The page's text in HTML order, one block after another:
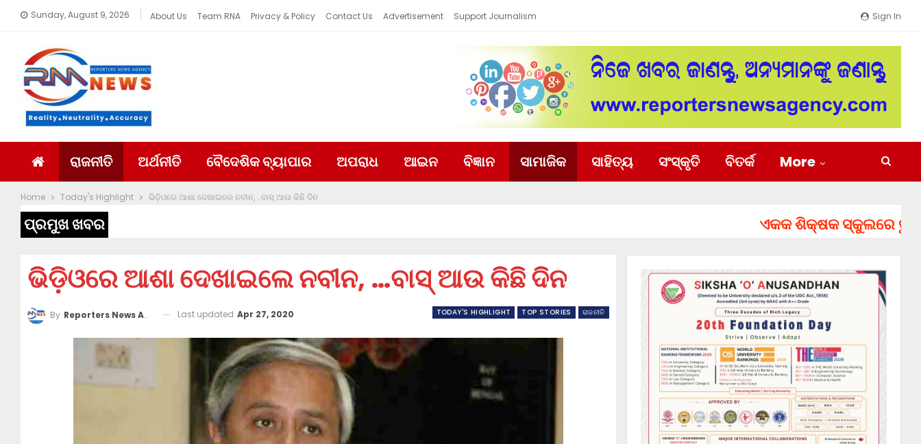
Sign In
Sunday, August 9, 2026 About Us Team RNA Privacy & Policy Contact Us Advertisement Support Journalism
ରାଜନୀତି ଅର୍ଥନୀତି ବୈଦେଶିକ ବ୍ୟାପାର ଅପରାଧ ଆଇନ ବିଜ୍ଞାନ ସାମାଜିକ ସାହିତ୍ୟ ସଂସ୍କୃତି ବିତର୍କ More
Home Today's Highlight ଭିଡ଼ିଓରେ ଆଶା ଦେଖାଇଲେ ନବୀନ, …ବାସ୍ ଆଉ କିଛି ଦିନ
ପ୍ରମୁଖ ଖବର ଏକକ ଶିକ୍ଷକ ସ୍କୁଲରେ ତୁରନ୍ତ
ଭିଡ଼ିଓରେ ଆଶା ଦେଖାଇଲେ ନବୀନ, …ବାସ୍ ଆଉ କିଛି ଦିନ
TODAY'S HIGHLIGHT TOP STORIES ରାଜନୀତି
By Reporters News Agency Last updated Apr 27, 2020